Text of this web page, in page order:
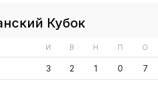
Кубок
И В Н П О
3 2 1 0 7